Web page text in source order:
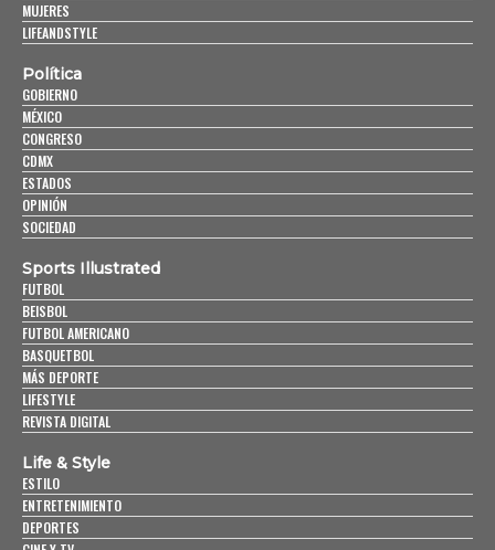
MUJERES
LIFEANDSTYLE
Política
GOBIERNO
MÉXICO
CONGRESO
CDMX
ESTADOS
OPINIÓN
SOCIEDAD
Sports Illustrated
FUTBOL
BEISBOL
FUTBOL AMERICANO
BASQUETBOL
MÁS DEPORTE
LIFESTYLE
REVISTA DIGITAL
Life & Style
ESTILO
ENTRETENIMIENTO
DEPORTES